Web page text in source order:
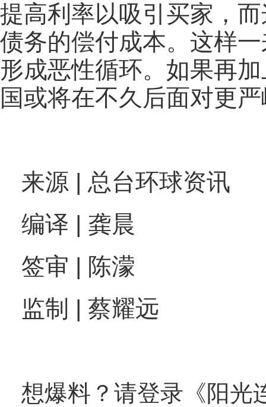
提高利率以吸引买家，
债务的偿付成本。这样
形成恶性循环。如果再
国或将在不久后面对更
来源 | 总台环球资讯
编译 | 龚晨
签审 | 陈濛
监制 | 蔡耀远
想爆料？请登录《阳光